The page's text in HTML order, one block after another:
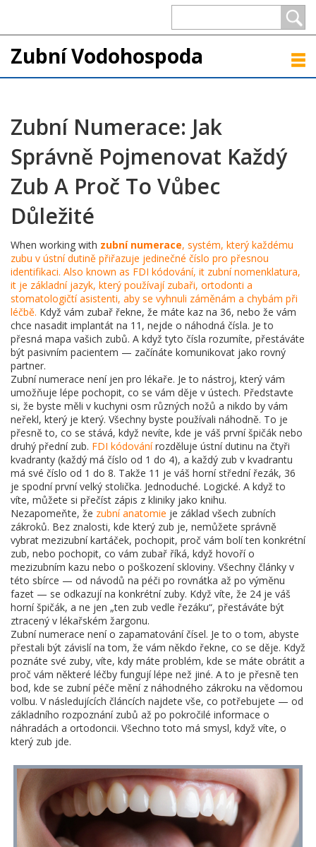
Zubní Vodohospoda
Zubní Numerace: Jak
Správně Pojmenovat Každý
Zub A Proč To Vůbec
Důležité
When working with zubní numerace, systém, který každému
zubu v ústní dutině přiřazuje jedinečné číslo pro přesnou
identifikaci. Also known as FDI kódování, it zubní nomenklatura,
it je základní jazyk, který používají zubaři, ortodonti a
stomatologičtí asistenti, aby se vyhnuli záměnám a chybám při
léčbě. Když vám zubař řekne, že máte kaz na 36, nebo že vám
chce nasadit implantát na 11, nejde o náhodná čísla. Je to
přesná mapa vašich zubů. A když tyto čísla rozumíte, přestáváte
být pasivním pacientem — začínáte komunikovat jako rovný
partner.
Zubní numerace není jen pro lékaře. Je to nástroj, který vám
umožňuje lépe pochopit, co se vám děje v ústech. Představte
si, že byste měli v kuchyni osm různých nožů a nikdo by vám
neřekl, který je který. Všechny byste používali náhodně. To je
přesně to, co se stává, když nevíte, kde je váš první špičák nebo
druhý přední zub. FDI kódovánírozděluje ústní dutinu na čtyři
kvadranty (každý má číslo od 1 do 4), a každý zub v kvadrantu
má své číslo od 1 do 8. Takže 11 je váš horní střední řezák, 36
je spodní první velký stolička. Jednoduché. Logické. A když to
víte, můžete si přečíst zápis z kliniky jako knihu.
Nezapomeňte, že zubní anatomie je základ všech zubních
zákroků. Bez znalosti, kde který zub je, nemůžete správně
vybrat mezizubní kartáček, pochopit, proč vám bolí ten konkrétní
zub, nebo pochopit, co vám zubař říká, když hovoří o
mezizubním kazu nebo o poškození skloviny. Všechny články v
této sbírce — od návodů na péči po rovnátka až po výměnu
fazet — se odkazují na konkrétní zuby. Když víte, že 24 je váš
horní špičák, a ne jen „ten zub vedle řezáku“, přestáváte být
ztracený v lékařském žargonu.
Zubní numerace není o zapamatování čísel. Je to o tom, abyste
přestali být závislí na tom, že vám někdo řekne, co se děje. Když
poznáte své zuby, víte, kdy máte problém, kde se máte obrátit a
proč vám některé léčby fungují lépe než jiné. A to je přesně ten
bod, kde se zubní péče mění z náhodného zákroku na vědomou
volbu. V následujících článcích najdete vše, co potřebujete — od
základního rozpoznání zubů až po pokročilé informace o
náhradách a ortodoncii. Všechno toto má smysl, když víte, o
který zub jde.